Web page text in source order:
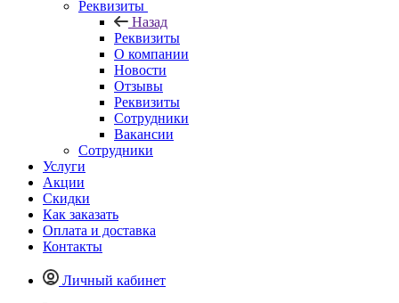
Реквизиты
Назад
Реквизиты
О компании
Новости
Отзывы
Реквизиты
Сотрудники
Вакансии
Сотрудники
Услуги
Акции
Скидки
Как заказать
Оплата и доставка
Контакты
Личный кабинет